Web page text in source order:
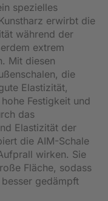
spezielles
erwirbt die
während der
extrem
Mit diesen
die
Elastizität,
Festigkeit und
das
Elastizität der
die AIM-Schale
wirken. Sie
Fläche, sodass
gedämpft